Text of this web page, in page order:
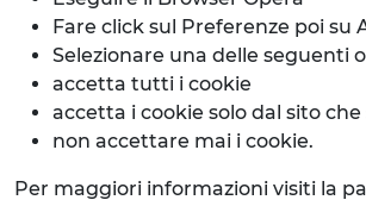
Fare click sul Preferenze poi su
Selezionare una delle seguenti
accetta tutti i cookie
accetta i cookie solo dal sito che
non accettare mai i cookie.
Per maggiori informazioni visiti la